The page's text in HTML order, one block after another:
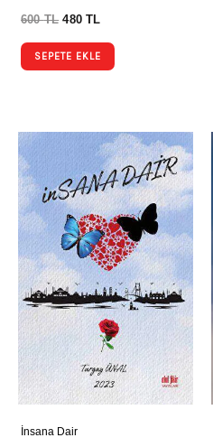
600TL 480TL
SEPETE EKLE
İnsana Dair